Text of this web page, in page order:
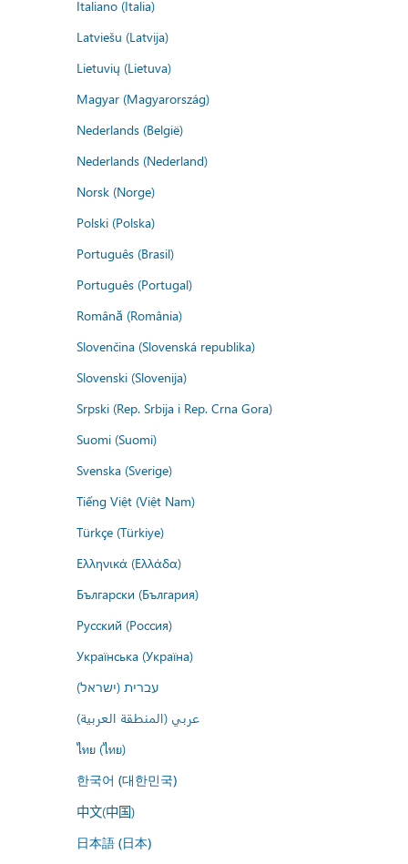
Italiano (Italia)
Latviešu (Latvija)
Lietuvių (Lietuva)
Magyar (Magyarország)
Nederlands (België)
Nederlands (Nederland)
Norsk (Norge)
Polski (Polska)
Português (Brasil)
Português (Portugal)
Română (România)
Slovenčina (Slovenská republika)
Slovenski (Slovenija)
Srpski (Rep. Srbija i Rep. Crna Gora)
Suomi (Suomi)
Svenska (Sverige)
Tiếng Việt (Việt Nam)
Türkçe (Türkiye)
Ελληνικά (Ελλάδα)
Български (България)
Русский (Россия)
Українська (Україна)
עברית (ישראל)
عربي (المنطقة العربية)
ไทย (ไทย)
한국어 (대한민국)
中文(中国)
日本語 (日本)